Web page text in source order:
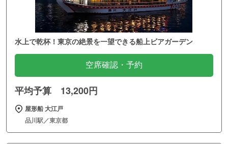
水上で乾杯！東京の絶景を一望できる船上ビアガーデン
空席確認・予約
平均予算 13,200円
屋形船 大江戸
品川駅／東京都